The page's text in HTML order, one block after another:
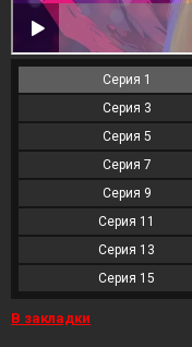
Серия 1
Серия 3
Серия 5
Серия 7
Серия 9
Серия 11
Серия 13
Серия 15
В закладки